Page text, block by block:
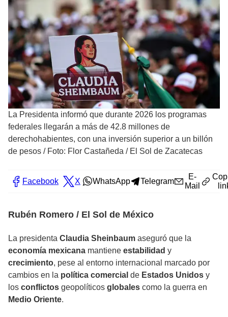
La Presidenta informó que durante 2026 los programas
federales llegarán a más de 42.8 millones de
derechohabientes, con una inversión superior a un billón
de pesos / Foto: Flor Castañeda / El Sol de Zacatecas
Facebook X WhatsApp Telegram
E-
Mail
Rubén Romero / El Sol de México
La presidenta Claudia Sheinbaum aseguró que la
economía mexicana mantiene estabilidad y
crecimiento, pese al entorno internacional marcado por
cambios en la política comercial de Estados Unidos y
los conflictos geopolíticos globales como la guerra en
Medio Oriente.